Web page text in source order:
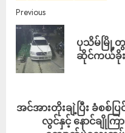
Previous
ပုသိမ်မြို့တွ
ဆိုင်ကယ်ခိုးယူ
အင်အားတိုးချဲ့ပြီး ခံစစ်ပ
လွင်နှင့် နောင်ချိုက